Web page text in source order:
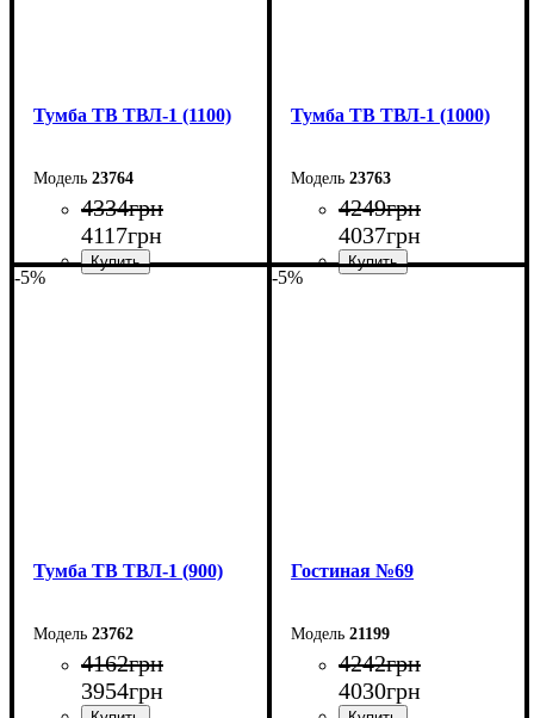
Тумба ТВ ТВЛ-1 (1100)
23764
4334грн
4117грн
Тумба ТВ ТВЛ-1 (1000)
23763
4249грн
4037грн
-5%
Тумба ТВ ТВЛ-1 (900)
23762
4162грн
3954грн
-5%
Гостиная №69
21199
4242грн
4030грн